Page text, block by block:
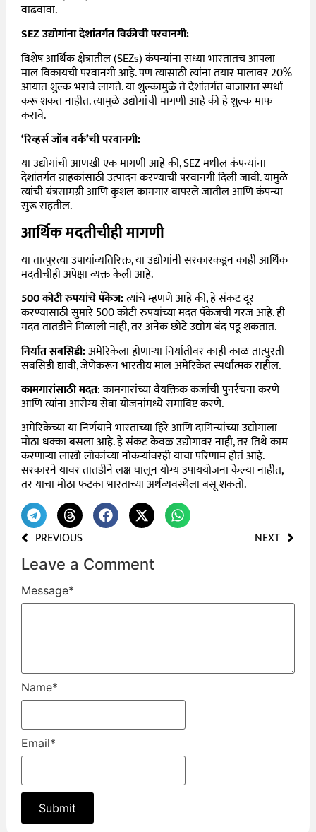
वाढवावा.
SEZ उद्योगांना देशांतर्गत विक्रीची परवानगी:
विशेष आर्थिक क्षेत्रातील (SEZs) कंपन्यांना सध्या भारतातच आपला
माल विकायची परवानगी आहे. पण त्यासाठी त्यांना तयार मालावर 20%
आयात शुल्क भरावे लागते. या शुल्कामुळे ते देशांतर्गत बाजारात स्पर्धा
करू शकत नाहीत. त्यामुळे उद्योगांची मागणी आहे की हे शुल्क माफ
करावे.
‘रिव्हर्स जॉब वर्क’ची परवानगी:
या उद्योगांची आणखी एक मागणी आहे की, SEZ मधील कंपन्यांना
देशांतर्गत ग्राहकांसाठी उत्पादन करण्याची परवानगी दिली जावी. यामुळे
त्यांची यंत्रसामग्री आणि कुशल कामगार वापरले जातील आणि कंपन्या
सुरू राहतील.
आर्थिक मदतीचीही मागणी
या तात्पुरत्या उपायांव्यतिरिक्त, या उद्योगांनी सरकारकडून काही आर्थिक
मदतीचीही अपेक्षा व्यक्त केली आहे.
500 कोटी रुपयांचे पॅकेज:त्यांचे म्हणणे आहे की, हे संकट दूर
करण्यासाठी सुमारे 500 कोटी रुपयांच्या मदत पॅकेजची गरज आहे. ही
मदत तातडीने मिळाली नाही, तर अनेक छोटे उद्योग बंद पडू शकतात.
निर्यात सबसिडी:अमेरिकेला होणाऱ्या निर्यातीवर काही काळ तात्पुरती
सबसिडी द्यावी, जेणेकरून भारतीय माल अमेरिकेत स्पर्धात्मक राहील.
कामगारांसाठी मदत: कामगारांच्या वैयक्तिक कर्जांची पुनर्रचना करणे
आणि त्यांना आरोग्य सेवा योजनांमध्ये समाविष्ट करणे.
अमेरिकेच्या या निर्णयाने भारताच्या हिरे आणि दागिन्यांच्या उद्योगाला
मोठा धक्का बसला आहे. हे संकट केवळ उद्योगावर नाही, तर तिथे काम
करणाऱ्या लाखो लोकांच्या नोकऱ्यांवरही याचा परिणाम होतं आहे.
सरकारने यावर तातडीने लक्ष घालून योग्य उपाययोजना केल्या नाहीत,
तर याचा मोठा फटका भारताच्या अर्थव्यवस्थेला बसू शकतो.
PREVIOUS NEXT
Leave a Comment
Message*
Name*
Email*